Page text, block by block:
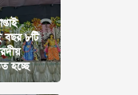
৮টি
হচ্ছে